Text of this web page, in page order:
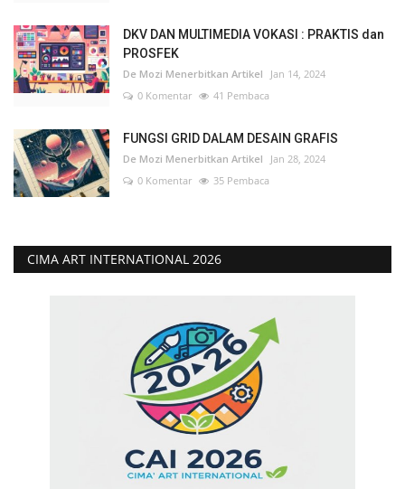
DKV DAN MULTIMEDIA VOKASI : PRAKTIS dan
PROSFEK
De Mozi Menerbitkan Artikel
Jan 14, 2024
0 Komentar
41 Pembaca
FUNGSI GRID DALAM DESAIN GRAFIS
De Mozi Menerbitkan Artikel
Jan 28, 2024
0 Komentar
35 Pembaca
CIMA ART INTERNATIONAL 2026